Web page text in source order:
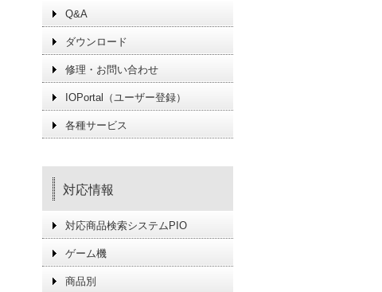
Q&A
ダウンロード
修理・お問い合わせ
IOPortal（ユーザー登録）
各種サービス
対応情報
対応商品検索システムPIO
ゲーム機
商品別